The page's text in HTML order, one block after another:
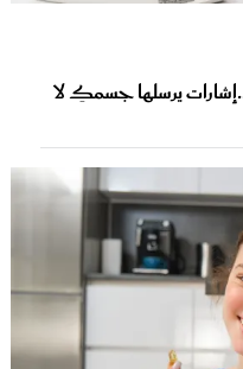
يرسلها جسمكِ لا